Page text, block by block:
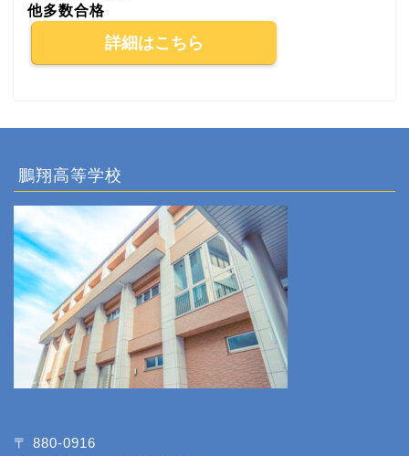
他多数合格
詳細はこちら
鵬翔高等学校
〒 880-0916